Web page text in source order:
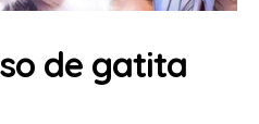
de gatita